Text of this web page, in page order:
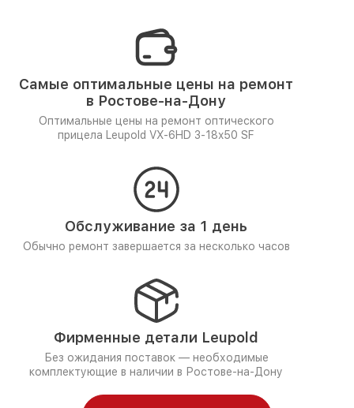
Самые оптимальные цены на ремонт
в Ростове-на-Дону
Оптимальные цены на ремонт оптического
прицела Leupold VX-6HD 3-18x50 SF
Обслуживание за 1 день
Обычно ремонт завершается за несколько часов
Фирменные детали Leupold
Без ожидания поставок — необходимые
комплектующие в наличии в Ростове-на-Дону